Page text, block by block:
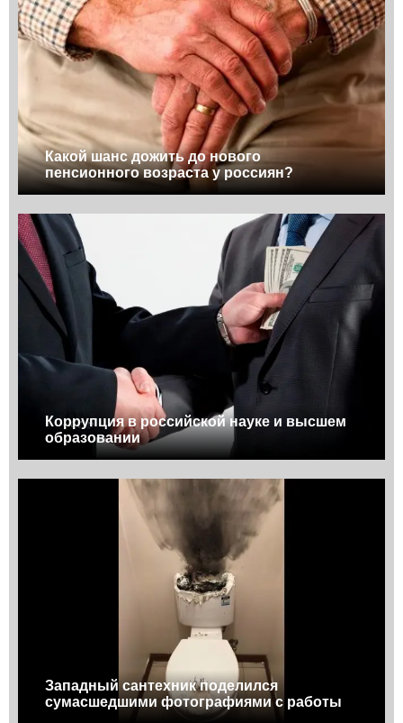
Какой шанс дожить до нового
пенсионного возраста у россиян?
Коррупция в российской науке и высшем
образовании
Западный сантехник поделился
сумасшедшими фотографиями с работы